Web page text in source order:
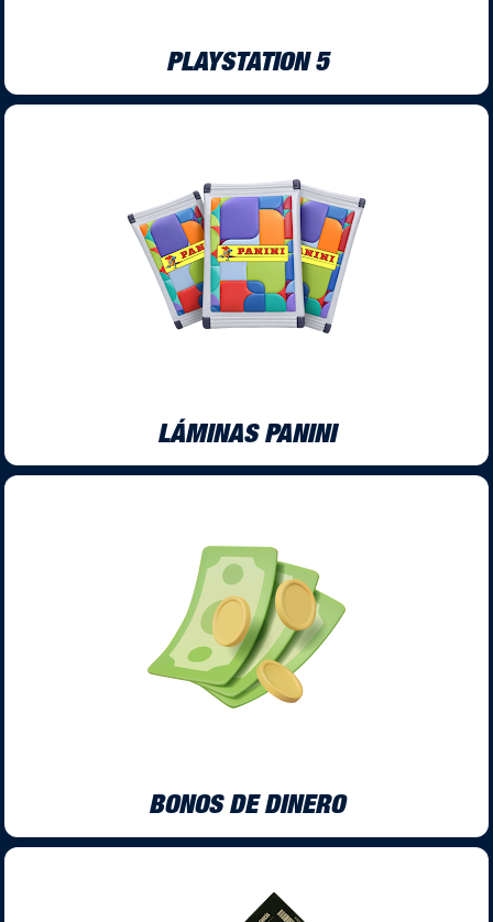
PLAYSTATION 5
LÁMINAS PANINI
BONOS DE DINERO